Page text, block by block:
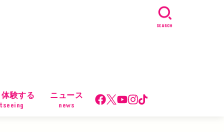
験する ニュース
news
SEARCH